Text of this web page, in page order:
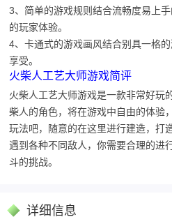
3、简单的游戏规则结合流畅度易上
的玩家体验。
4、卡通式的游戏画风结合别具一格
享受。
火柴人工艺大师游戏简评
火柴人工艺大师游戏是一款非常好玩
柴人的角色，将在游戏中自由的体验
玩法吧，随意的在这里进行建造，打
遇到各种不同敌人，你需要合理的进
斗的挑战。
详细信息